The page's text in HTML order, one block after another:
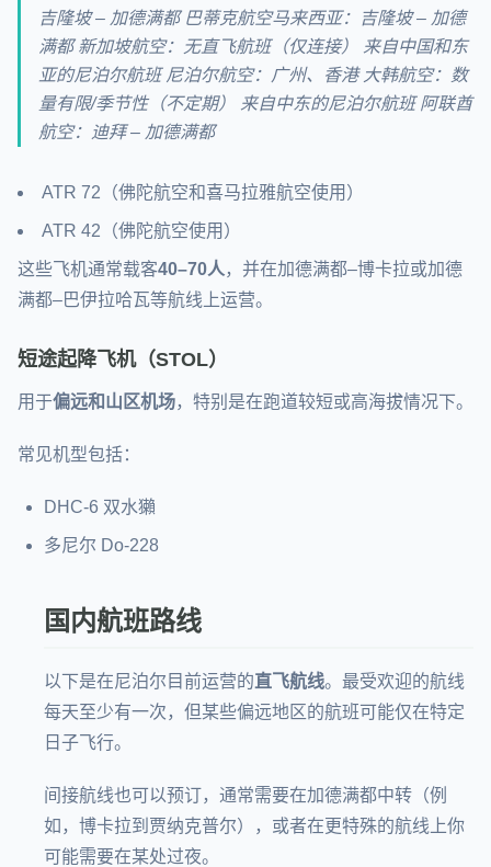
吉隆坡 – 加德满都 巴蒂克航空马来西亚：吉隆坡 – 加德
满都 新加坡航空：无直飞航班（仅连接） 来自中国和东
亚的尼泊尔航班 尼泊尔航空：广州、香港 大韩航空：数
量有限/季节性（不定期） 来自中东的尼泊尔航班 阿联酋
航空：迪拜 – 加德满都
ATR 72（佛陀航空和喜马拉雅航空使用）
ATR 42（佛陀航空使用）
这些飞机通常载客40–70人 ，并在加德满都–博卡拉或加德
满都–巴伊拉哈瓦等航线上运营。
短途起降飞机（STOL）
用于偏远和山区机场，特别是在跑道较短或高海拔情况下。
常见机型包括：
DHC-6 双水獺
多尼尔 Do-228
国内航班路线
以下是在尼泊尔目前运营的直飞航线。最受欢迎的航线
每天至少有一次，但某些偏远地区的航班可能仅在特定
日子飞行。
间接航线也可以预订，通常需要在加德满都中转（例
如，博卡拉到贾纳克普尔），或者在更特殊的航线上你
可能需要在某处过夜。